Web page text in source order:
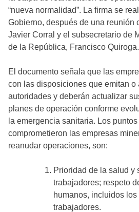
“nueva normalidad”. La firma se
Gobierno, después de una reunión
Javier Corral y el subsecretario de
de la República, Francisco Quiroga.
El documento señala que las
con las disposiciones que emitan o
autoridades y deberán actualizar
planes de operación conforme
la emergencia sanitaria. Los
comprometieron las empresas
reanudar operaciones, son:
Prioridad de la salud y
trabajadores; respeto
humanos, incluidos
trabajadores.